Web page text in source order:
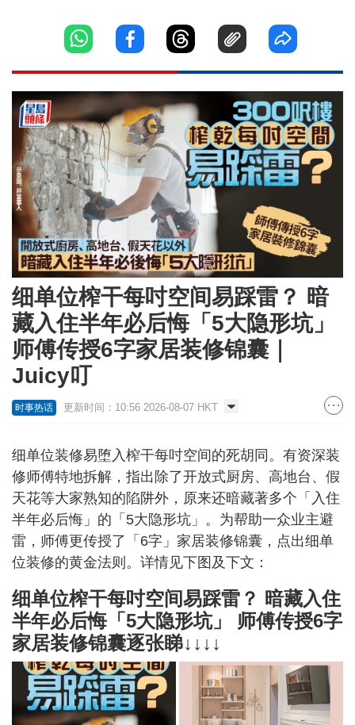
细单位榨干每吋空间易踩雷？ 暗
藏入住半年必后悔「5大隐形坑」
师傅传授6字家居装修锦囊｜
Juicy叮
时事热话 更新时间：10:56 2026-08-07 HKT
细单位装修易堕入榨干每吋空间的死胡同。有资深装
修师傅特地拆解，指出除了开放式厨房、高地台、假
天花等大家熟知的陷阱外，原来还暗藏著多个「入住
半年必后悔」的「5大隐形坑」。为帮助一众业主避
雷，师傅更传授了「6字」家居装修锦囊，点出细单
位装修的黄金法则。详情见下图及下文：
细单位榨干每吋空间易踩雷？ 暗藏入住
半年必后悔「5大隐形坑」 师傅传授6字
家居装修锦囊逐张睇↓↓↓↓